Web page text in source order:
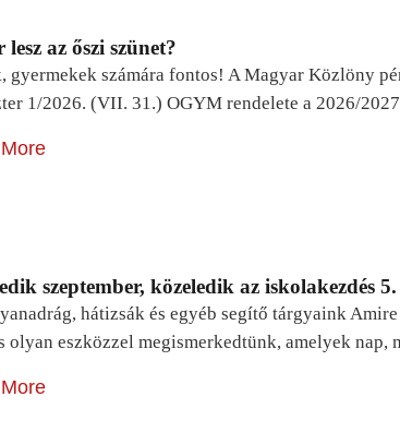
az őszi szünet?
gyermekek számára fontos! A Magyar Közlöny
1/2026. (VII. 31.) OGYM rendelete a 2026/
szeptember, közeledik az iskolakezdés 5.
hátizsák és egyéb segítő tárgyaink
olyan eszközzel megismerkedtünk, amelyek